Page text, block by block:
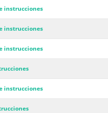
instrucciones
instrucciones
instrucciones
instrucciones